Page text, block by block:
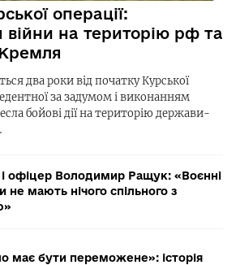
операції:
війни на територію рф та
два роки від початку Курської
за задумом і виконанням
бойові дії на територію держави-
офіцер Володимир Ращук: «Воєнні
не мають нічого спільного з
має бути переможене»: історія